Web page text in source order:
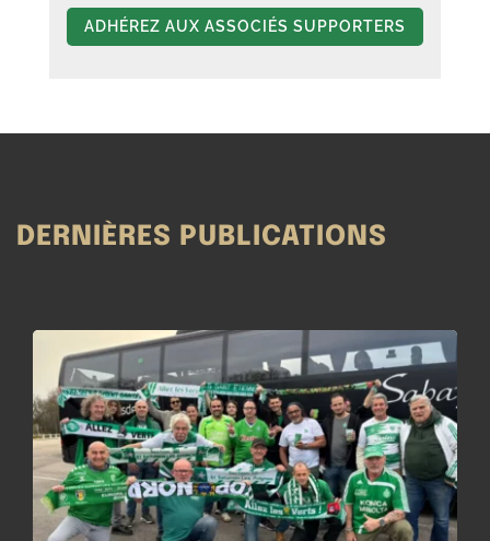
ADHÉREZ AUX ASSOCIÉS SUPPORTERS
DERNIÈRES PUBLICATIONS